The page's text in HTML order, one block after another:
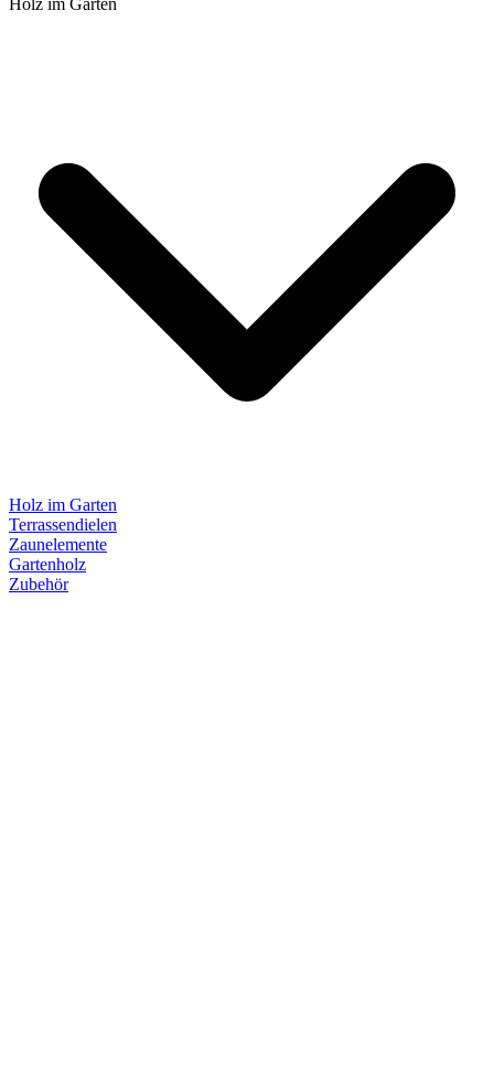
Holz im Garten
Holz im Garten
Terrassendielen
Zaunelemente
Gartenholz
Zubehör